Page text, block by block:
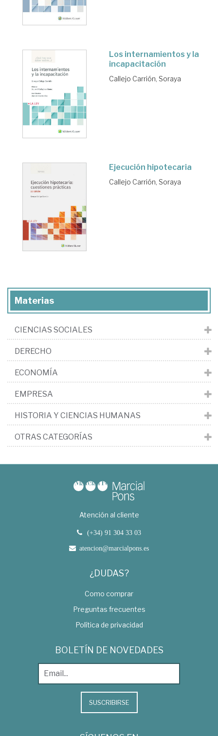
Los internamientos y la
incapacitación
Callejo Carrión, Soraya
Ejecución hipotecaria
Callejo Carrión, Soraya
Materias
CIENCIAS SOCIALES
DERECHO
ECONOMÍA
EMPRESA
HISTORIA Y CIENCIAS HUMANAS
OTRAS CATEGORÍAS
Atención al cliente
(+34) 91 304 33 03
atencion@marcialpons.es
¿DUDAS?
Como comprar
Preguntas frecuentes
Política de privacidad
BOLETÍN DE NOVEDADES
SUSCRIBIRSE